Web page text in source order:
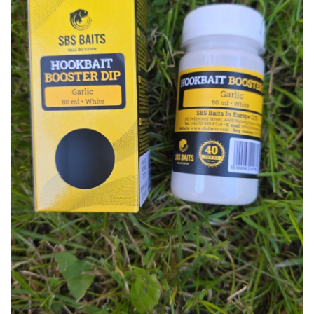
Inicio Carpfishing Cebos Sbs Baits Hookbait
-18%